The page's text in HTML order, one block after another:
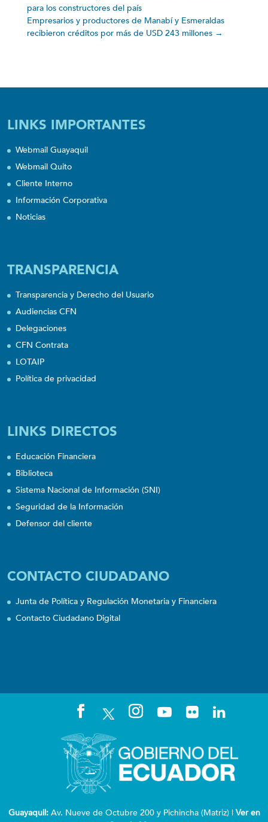
para los constructores del país
Empresarios y productores de Manabí y Esmeraldas
recibieron créditos por más de USD 243 millones→
LINKS IMPORTANTES
Webmail Guayaquil
Webmail Quito
Cliente Interno
Información Corporativa
Noticias
TRANSPARENCIA
Transparencia y Derecho del Usuario
Audiencias CFN
Delegaciones
CFN Contrata
LOTAIP
Política de privacidad
LINKS DIRECTOS
Educación Financiera
Biblioteca
Sistema Nacional de Información (SNI)
Seguridad de la Información
Defensor del cliente
CONTACTO CIUDADANO
Junta de Política y Regulación Monetaria y Financiera
Contacto Ciudadano Digital
Guayaquil:Av. Nueve de Octubre 200 y Pichincha (Matriz) | Ver en